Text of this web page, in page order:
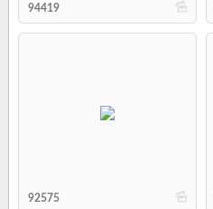
b
94419
b
92575